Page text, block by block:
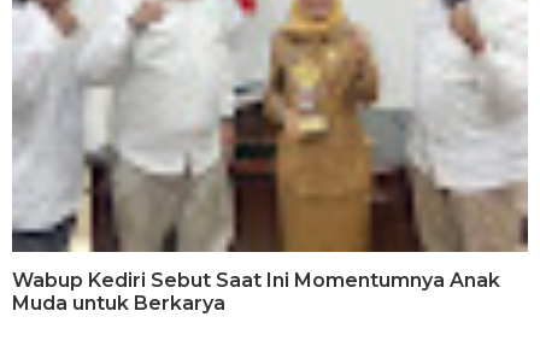
Wabup Kediri Sebut Saat Ini Momentumnya Anak
Muda untuk Berkarya